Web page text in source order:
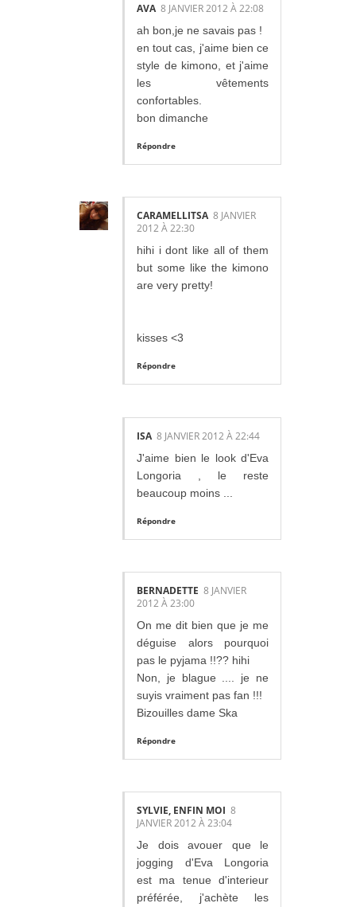
AVA 8 JANVIER 2012 À 22:08
ah bon,je ne savais pas !
en tout cas, j'aime bien ce
style de kimono, et j'aime
les vêtements
confortables.
bon dimanche
Répondre
CARAMELLITSA 8 JANVIER
2012 À 22:30
hihi i dont like all of them
but some like the kimono
are very pretty!
kisses <3
Répondre
ISA 8 JANVIER 2012 À 22:44
J'aime bien le look d'Eva
Longoria , le reste
beaucoup moins ...
Répondre
BERNADETTE 8 JANVIER
2012 À 23:00
On me dit bien que je me
déguise alors pourquoi
pas le pyjama !!?? hihi
Non, je blague .... je ne
suyis vraiment pas fan !!!
Bizouilles dame Ska
Répondre
SYLVIE, ENFIN MOI 8
JANVIER 2012 À 23:04
Je dois avouer que le
jogging d'Eva Longoria
est ma tenue d'interieur
préférée, j'achète les